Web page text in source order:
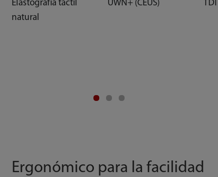
Elastografía táctil
natural
UWN+ (CEUS)
Ergonómico para la facilidad